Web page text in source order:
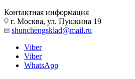
Контактная информация
г. Москва, ул. Пушкина 19
shunchengsklad@mail.ru
Viber
Viber
WhatsApp